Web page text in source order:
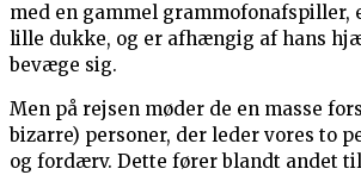
med en gammel grammofonafspiller,
lille dukke, og er afhængig af hans
bevæge sig.
Men på rejsen møder de en masse
bizarre) personer, der leder vores to
og fordærv. Dette fører blandt andet